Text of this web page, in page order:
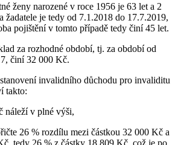
ženy narozené v roce 1956 je 63 let a 2
žadatele je tedy od 7.1.2018 do 17.7.2019,
pojištění v tomto případě tedy činí 45 let.
za rozhodné období, tj. za období od
činí 32 000 Kč.
invalidního důchodu pro invaliditu
takto:
náleží v plné výši,
26 % rozdílu mezi částkou 32 000 Kč a
tedy 26 % z částky 18 809 Kč, což je po